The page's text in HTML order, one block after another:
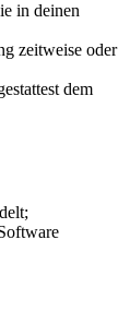
in deinen
zeitweise oder
dem